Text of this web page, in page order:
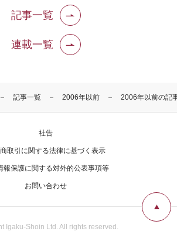
記事一覧 2006年以前 2006年以前の記
記事一覧
連載一覧
社告
取引に関する法律に基づく表示
報保護に関する対外的公表事項等
お問い合わせ
Igaku-Shoin Ltd. All rights reserved.